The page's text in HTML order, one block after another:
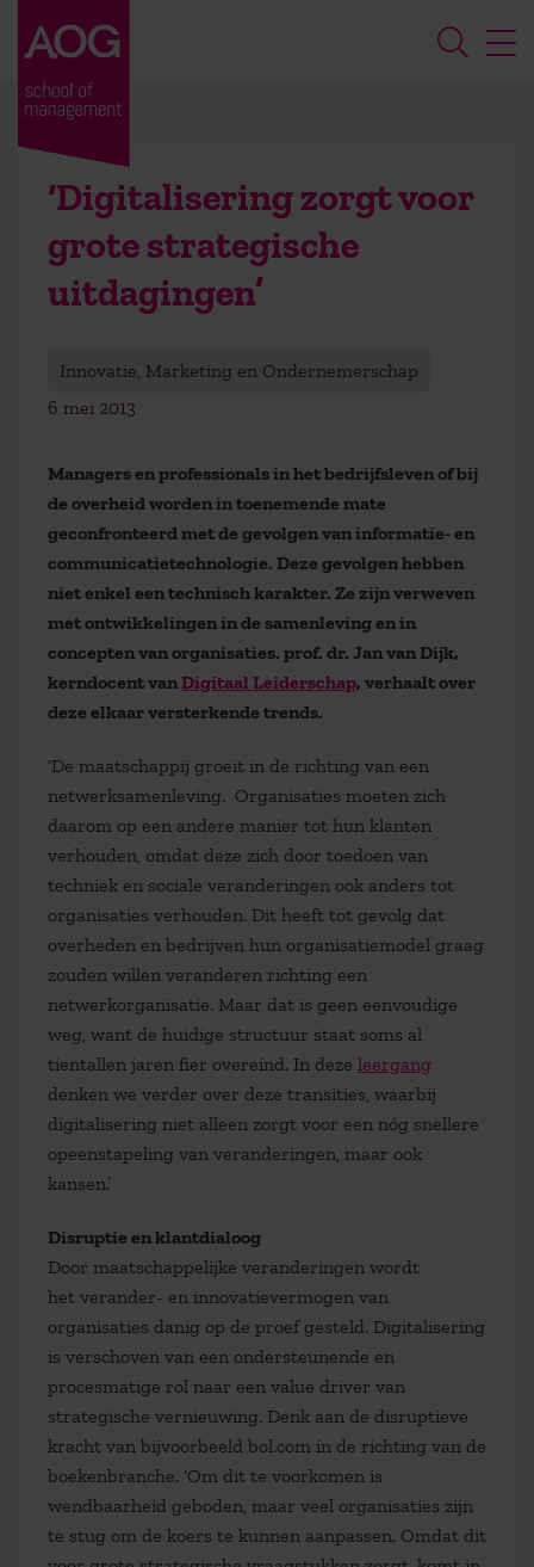
‘Digitalisering zorgt voor
grote strategische
uitdagingen’
Innovatie, Marketing en Ondernemerschap
6 mei 2013
Managers en professionals in het bedrijfsleven of bij
de overheid worden in toenemende mate
geconfronteerd met de gevolgen van informatie- en
communicatietechnologie. Deze gevolgen hebben
niet enkel een technisch karakter. Ze zijn verweven
met ontwikkelingen in de samenleving en in
concepten van organisaties. prof. dr. Jan van Dijk,
kerndocent vanDigitaal Leiderschap, verhaalt over
deze elkaar versterkende trends.
‘De maatschappij groeit in de richting van een
netwerksamenleving. Organisaties moeten zich
daarom op een andere manier tot hun klanten
verhouden, omdat deze zich door toedoen van
techniek en sociale veranderingen ook anders tot
organisaties verhouden. Dit heeft tot gevolg dat
overheden en bedrijven hun organisatiemodel graag
zouden willen veranderen richting een
netwerkorganisatie. Maar dat is geen eenvoudige
weg, want de huidige structuur staat soms al
tientallen jaren fier overeind. In deze leergang
denken we verder over deze transities, waarbij
digitalisering niet alleen zorgt voor een nóg snellere
opeenstapeling van veranderingen, maar ook
kansen.’
Disruptie en klantdialoog
Door maatschappelijke veranderingen wordt
het verander- en innovatievermogen van
organisaties danig op de proef gesteld. Digitalisering
is verschoven van een ondersteunende en
procesmatige rol naar een value driver van
strategische vernieuwing. Denk aan de disruptieve
kracht van bijvoorbeeld bol.com in de richting van de
boekenbranche. ‘Om dit te voorkomen is
wendbaarheid geboden, maar veel organisaties zijn
te stug om de koers te kunnen aanpassen. Omdat dit